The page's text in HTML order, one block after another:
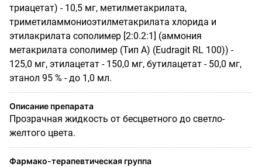
триацетат) - 10,5 мг, метилметакрилата,
триметиламмониоэтилметакрилата хлорида и
этилакрилата сополимер [2:0.2:1] (аммония
метакрилата сополимер (Тип A) (Eudragit RL 100)) -
125,0 мг, этилацетат - 150,0 мг, бутилацетат - 50,0 мг,
этанол 95 % - до 1,0 мл.
Описание препарата
Прозрачная жидкость от бесцветного до светло-
желтого цвета.
Фармако-терапевтическая группа